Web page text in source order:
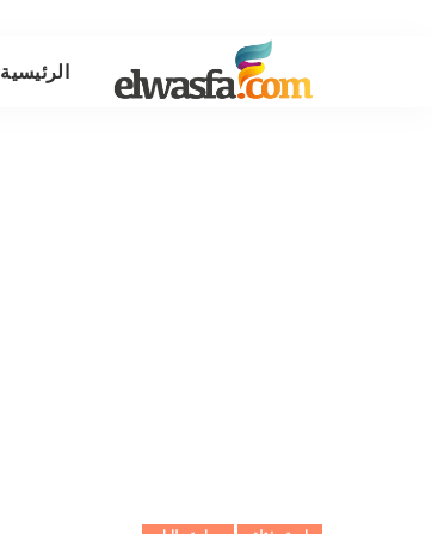
الرئيسية